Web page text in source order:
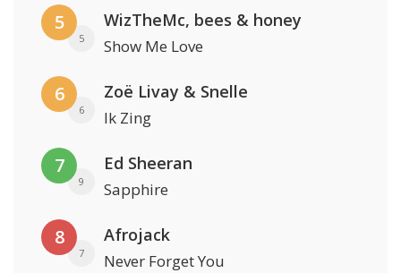
5
5
WizTheMc, bees & honey
Show Me Love
6
6
Zoë Livay & Snelle
Ik Zing
7
9
Ed Sheeran
Sapphire
8
7
Afrojack
Never Forget You